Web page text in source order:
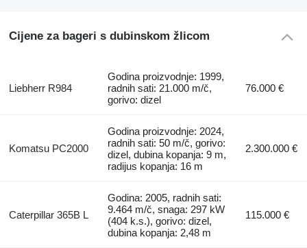
Cijene za bageri s dubinskom žlicom
Liebherr R984
Godina proizvodnje: 1999,
radnih sati: 21.000 m/č,
gorivo: dizel
76.000 €
Komatsu PC2000
Godina proizvodnje: 2024,
radnih sati: 50 m/č, gorivo:
dizel, dubina kopanja: 9 m,
radijus kopanja: 16 m
2.300.000 €
Caterpillar 365B L
Godina: 2005, radnih sati:
9.464 m/č, snaga: 297 kW
(404 k.s.), gorivo: dizel,
dubina kopanja: 2,48 m
115.000 €